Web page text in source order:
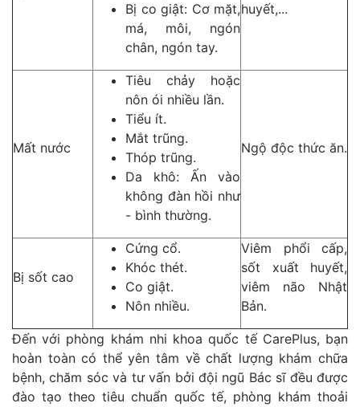
Bị co giật: Cơ mặt,
má, môi, ngón
chân, ngón tay.
huyết,...
Mất nước
Tiêu chảy hoặc
nôn ói nhiều lần.
Tiểu ít.
Mắt trũng.
Thóp trũng.
Da khô: Ấn vào
không đàn hồi như
- bình thường.
Ngộ độc thức ăn.
Bị sốt cao
Cứng cổ.
Khóc thét.
Co giật.
Nôn nhiều.
Viêm phổi cấp,
sốt xuất huyết,
viêm não Nhật
Bản.
Đến với phòng khám nhi khoa quốc tế CarePlus, bạn
hoàn toàn có thể yên tâm về chất lượng khám chữa
bệnh, chăm sóc và tư vấn bởi đội ngũ Bác sĩ đều được
đào tạo theo tiêu chuẩn quốc tế, phòng khám thoải